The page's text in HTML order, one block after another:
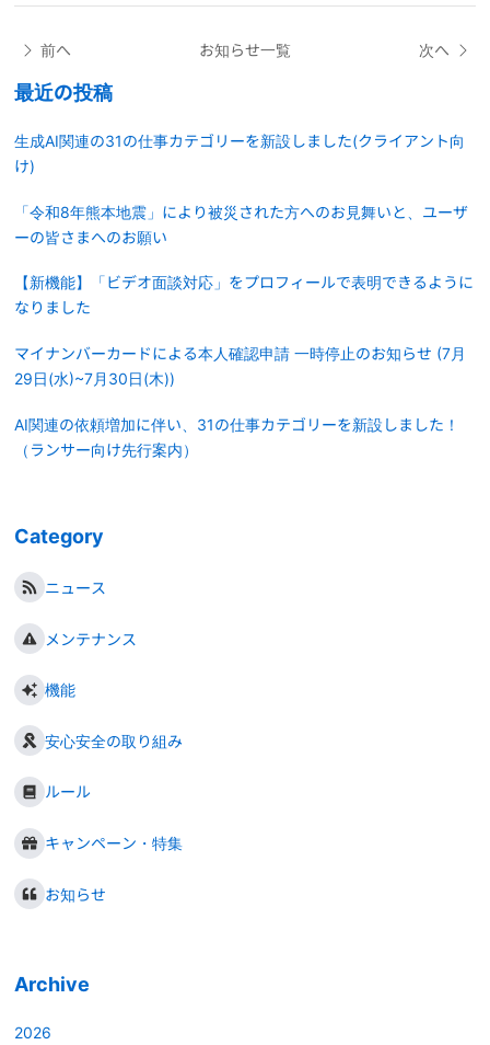
前へ お知らせ一覧 次へ
最近の投稿
生成AI関連の31の仕事カテゴリーを新設しました(クライアント向
け)
「令和8年熊本地震」により被災された方へのお見舞いと、ユーザ
ーの皆さまへのお願い
【新機能】「ビデオ面談対応」をプロフィールで表明できるように
なりました
マイナンバーカードによる本人確認申請 一時停止のお知らせ (7月
29日(水)~7月30日(木))
AI関連の依頼増加に伴い、31の仕事カテゴリーを新設しました！
（ランサー向け先行案内）
Category
ニュース
メンテナンス
機能
安心安全の取り組み
ルール
キャンペーン・特集
お知らせ
Archive
2026